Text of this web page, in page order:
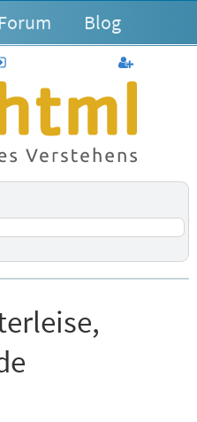
Forum Blog
anmelden